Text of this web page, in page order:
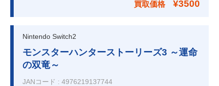
買取価格 ¥3500
Nintendo Switch2
モンスターハンターストーリーズ3 ～運命
の双竜～
JANコード : 4976219137744